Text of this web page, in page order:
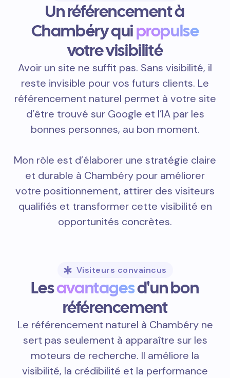
Un référencement à
Chambéry quipropulse
votre visibilité
Avoir un site ne suffit pas. Sans visibilité, il
reste invisible pour vos futurs clients. Le
référencement naturel permet à votre site
d’être trouvé sur Google et l’IA par les
bonnes personnes, au bon moment.
Mon rôle est d’élaborer une stratégie claire
et durable à Chambéry pour améliorer
votre positionnement, attirer des visiteurs
qualifiés et transformer cette visibilité en
opportunités concrètes.
Visiteurs convaincus
Lesavantagesd'un bon
référencement
Le référencement naturel à Chambéry ne
sert pas seulement à apparaître sur les
moteurs de recherche. Il améliore la
visibilité, la crédibilité et la performance